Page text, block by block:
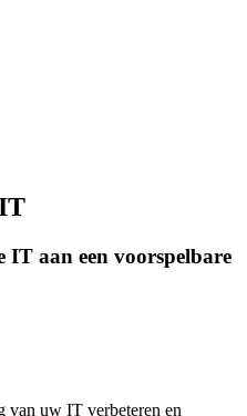
IT aan een voorspelbare
van uw IT verbeteren en